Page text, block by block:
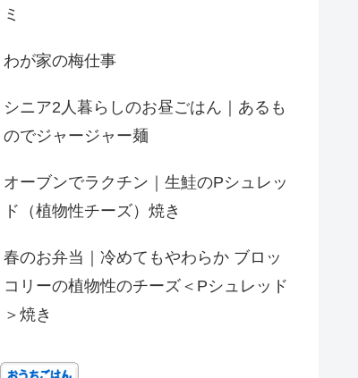
ミ
わが家の梅仕事
シニア2人暮らしのお昼ごはん｜あるも
のでジャージャー麺
オーブンでラクチン｜生鮭のPシュレッ
ド（植物性チーズ）焼き
春のお弁当｜冷めてもやわらか ブロッ
コリーの植物性のチーズ＜Pシュレッド
＞焼き